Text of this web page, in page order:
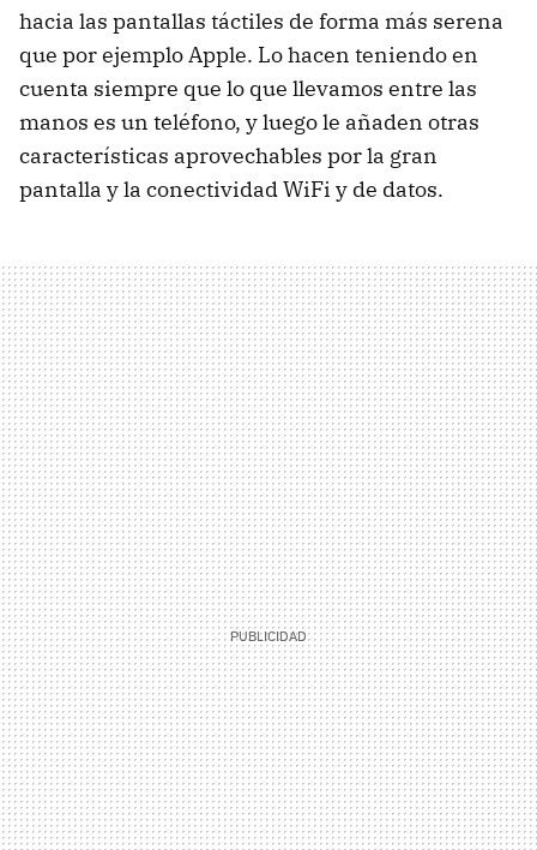
hacia las pantallas táctiles de forma más serena
que por ejemplo Apple. Lo hacen teniendo en
cuenta siempre que lo que llevamos entre las
manos es un teléfono, y luego le añaden otras
características aprovechables por la gran
pantalla y la conectividad WiFi y de datos.